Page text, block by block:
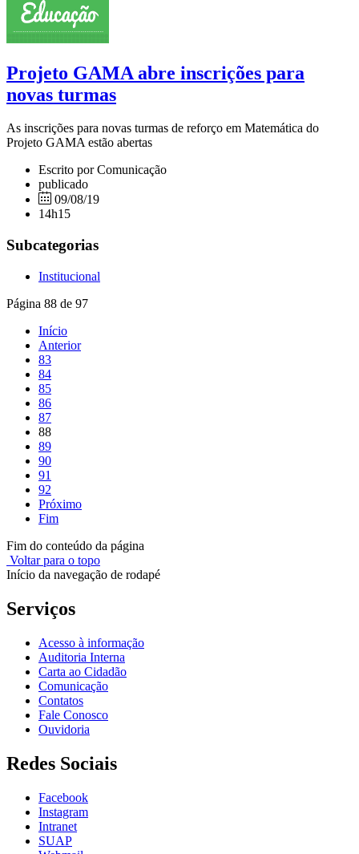
Projeto GAMA abre inscrições para
novas turmas
As inscrições para novas turmas de reforço em Matemática do
Projeto GAMA estão abertas
Escrito por Comunicação
publicado
09/08/19
14h15
Subcategorias
Institucional
Página 88 de 97
Início
Anterior
83
84
85
86
87
88
89
90
91
92
Próximo
Fim
Fim do conteúdo da página
Voltar para o topo
Início da navegação de rodapé
Serviços
Acesso à informação
Auditoria Interna
Carta ao Cidadão
Comunicação
Contatos
Fale Conosco
Ouvidoria
Redes Sociais
Facebook
Instagram
Intranet
SUAP